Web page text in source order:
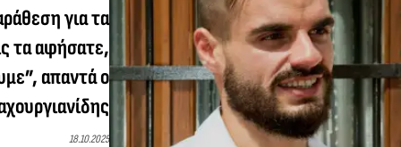
για τα
τα αφήσατε,
απαντά ο
18.10.2025